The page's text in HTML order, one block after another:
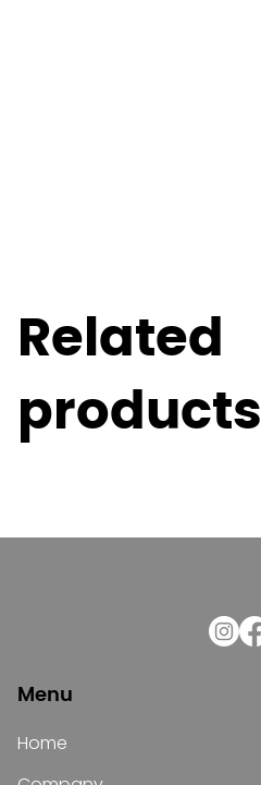
Related
products
Menu
Home